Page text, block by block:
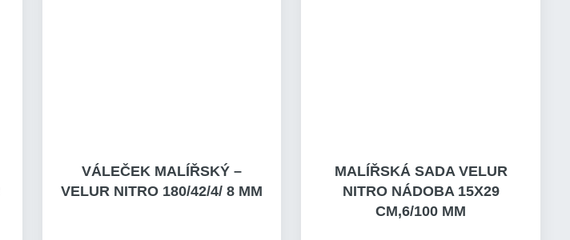
VÁLEČEK MALÍŘSKÝ –
VELUR NITRO 180/42/4/ 8 MM
MALÍŘSKÁ SADA VELUR
NITRO NÁDOBA 15X29
CM,6/100 MM